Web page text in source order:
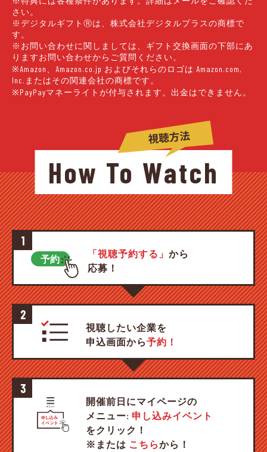
さい。
※デジタルギフトⓇは、株式会社デジタルプラスの商標で
す。
※お問い合わせに関しましては、ギフト交換画面の下部にあ
りますお問い合わせからご質問ください。
※Amazon、Amazon.co.jp およびそれらのロゴは Amazon.com,
Inc.またはその関連会社の商標です。
※PayPayマネーライトが付与されます。出金はできません。
How To Watch
1
「視聴予約する」 から
応募！
2
視聴したい企業を
申込画面から予約！
3
開催前日にマイページの
メニュー: 申し込みイベント
をクリック！
※または こちらから！